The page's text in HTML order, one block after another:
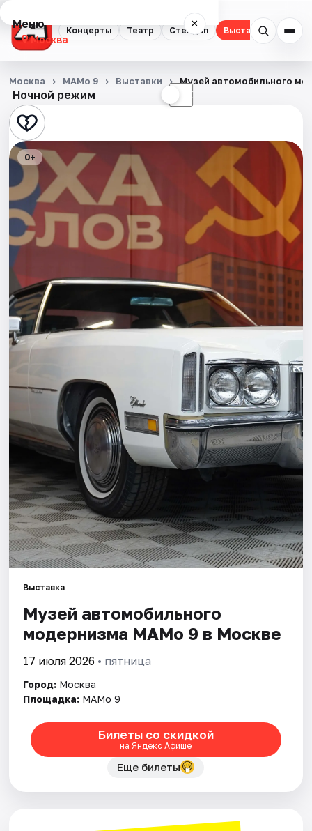
Концерты Театр Стендап Выставки
Меню ×
Москва
Концерты
Театр
Стендап
Выставки
Квесты
Экскурсии
Спорт
События
Города
Площадки
Артисты
Рейтинги
Ночной режим ☾
Москва МАМо 9 Выставки Музей автомобильного
0+
Выставка
Музей автомобильного
модернизма МАМо 9 в Москве
17 июля 2026 • пятница
Город: Москва
Площадка: МАМо 9
Билеты со скидкой
на Яндекс Афише
Еще билеты